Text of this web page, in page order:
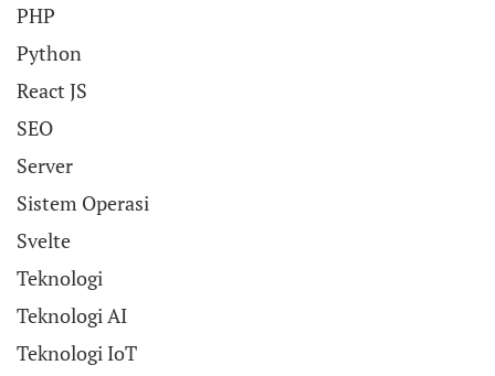
PHP
Python
React JS
SEO
Server
Sistem Operasi
Svelte
Teknologi
Teknologi AI
Teknologi IoT